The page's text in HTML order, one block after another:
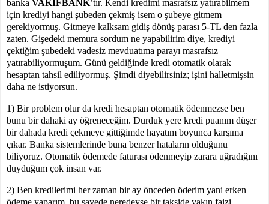
banka VAKIFBANK’tır. Kendi kredimi masrafsız yatırabilmem
için krediyi hangi şubeden çekmiş isem o şubeye gitmem
gerekiyormuş. Gitmeye kalksam gidiş dönüş parası 5-TL den fazla
zaten. Gişedeki memura sordum ne yapabilirim diye, krediyi
çektiğim şubedeki vadesiz mevduatıma parayı masrafsız
yatırabiliyormuşum. Günü geldiğinde kredi otomatik olarak
hesaptan tahsil ediliyormuş. Şimdi diyebilirsiniz; işini halletmişsin
daha ne istiyorsun.
1) Bir problem olur da kredi hesaptan otomatik ödenmezse ben
bunu bir dahaki ay öğreneceğim. Durduk yere kredi puanım düşer
bir dahada kredi çekmeye gittiğimde hayatım boyunca karşıma
çıkar. Banka sistemlerinde buna benzer hataların olduğunu
biliyoruz. Otomatik ödemede faturası ödenmeyip zarara uğradığını
duyduğum çok insan var.
2) Ben kredilerimi her zaman bir ay önceden öderim yani erken
ödeme yaparım, bu sayede neredeyse bir takside yakın faizi